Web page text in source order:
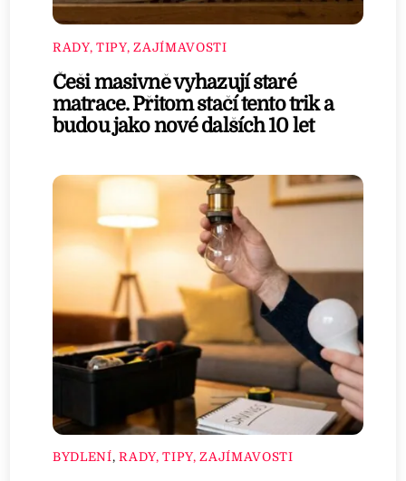
RADY, TIPY, ZAJÍMAVOSTI
Češi masivně vyhazují staré
matrace. Přitom stačí tento trik a
budou jako nové dalších 10 let
BYDLENÍ,RADY, TIPY, ZAJÍMAVOSTI